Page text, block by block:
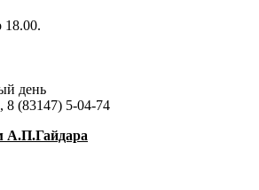
18.00.
день
8 (83147) 5-04-74
А.П.Гайдара